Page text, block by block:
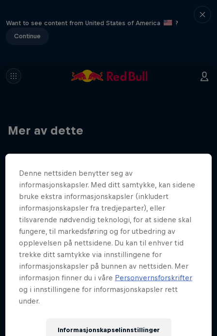
Want to see content from United States of America
?
Continue
Mer av dette
Denne nettsiden benytter seg av
informasjonskapsler. Med ditt samtykke, kan sidene
bruke ekstra informasjonskapsler (inkludert
informasjonskapsler fra tredjeparter), eller
tilsvarende nødvendig teknologi, for at sidene skal
fungere, til markedsføring og for utbedring av
opplevelsen på nettsidene. Du kan til enhver tid
trekke ditt samtykke via innstillingene for
informasjonskapsler på bunnen av nettsiden. Mer
informasjon finner du i våre Personvernsforskrifter
og i innstillingene for informasjonskapsler rett
under.
Informasjonskapselinnstillinger